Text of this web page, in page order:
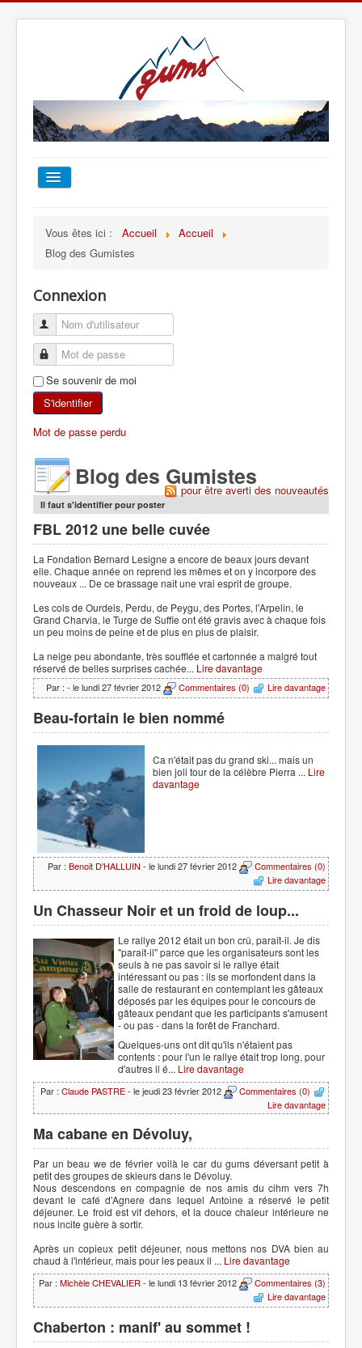
TOUT SUR LE GUMS
ESCALADE
ALPINISME
SKI DE RANDONNÉE
RANDONNÉE SPORTIVE
Vous êtes ici : Accueil
Accueil
Blog des Gumistes
Connexion
Se souvenir de moi
S'identifier
Mot de passe perdu
Blog des Gumistespour être averti des nouveautés
Il faut s'identifier pour poster
FBL 2012 une belle cuvée
La Fondation Bernard Lesigne a encore de beaux jours devant
elle. Chaque année on reprend les mêmes et on y incorpore des
nouveaux ... De ce brassage nait une vrai esprit de groupe.
Les cols de Ourdeis, Perdu, de Peygu, des Portes, l'Arpelin, le
Grand Charvia, le Turge de Suffie ont été gravis avec à chaque fois
un peu moins de peine et de plus en plus de plaisir.
La neige peu abondante, très soufflée et cartonnée a malgré tout
réservé de belles surprises cachée... Lire davantage
Par : - le lundi 27 février 2012 Commentaires (0) Lire davantage
Beau-fortain le bien nommé
Ca n'était pas du grand ski... mais un
bien joli tour de la célèbre Pierra ... Lire
davantage
Par : Benoit D'HALLUIN - le lundi 27 février 2012
Commentaires (0)
Lire davantage
Un Chasseur Noir et un froid de loup...
Le rallye 2012 était un bon crû, paraît-il. Je dis
"paraît-il" parce que les organisateurs sont les
seuls à ne pas savoir si le rallye était
intéressant ou pas : ils se morfondent dans la
salle de restaurant en contemplant les gâteaux
déposés par les équipes pour le concours de
gâteaux pendant que les participants s'amusent
- ou pas - dans la forêt de Franchard.
Quelques-uns ont dit qu'ils n'étaient pas
contents : pour l'un le rallye était trop long, pour
d'autres il é... Lire davantage
Par : Claude PASTRE- le jeudi 23 février 2012
Commentaires (0)
Lire davantage
Ma cabane en Dévoluy,
Par un beau we de février voilà le car du gums déversant petit à
petit des groupes de skieurs dans le Dévoluy.
Nous descendons en compagnie de nos amis du cihm vers 7h
devant le café d'Agnere dans lequel Antoine a réservé le petit
déjeuner. Le froid est vif dehors, et la douce chaleur intérieure ne
nous incite guère à sortir.
Après un copieux petit déjeuner, nous mettons nos DVA bien au
chaud à l'intérieur, mais pour les peaux il ... Lire davantage
Par : Michèle CHEVALIER - le lundi 13 février 2012
Commentaires (3)
Lire davantage
Chaberton : manif' au sommet !